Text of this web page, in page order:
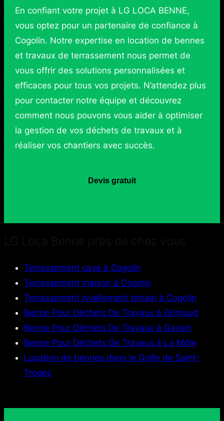
En confiant votre projet à LG LOCA BENNE,
vous optez pour un partenaire de confiance à
Cogolin. Notre expertise en location de bennes
et travaux de terrassement nous permet de
vous offrir des solutions personnalisées et
efficaces pour tous vos projets. N’attendez plus
pour contacter notre équipe et découvrez
comment nous pouvons vous aider à optimiser
la gestion de vos déchets de travaux et à
réaliser vos chantiers avec succès.
Devis gratuit
Terrassement cave à Cogolin
Terrassement maison à Cogolin
Terrassement nivellement terrain à Cogolin
Benne Pour Déchets De Travaux à Grimaud
Benne Pour Déchets De Travaux à Gassin
Benne Pour Déchets De Travaux à La Môle
Location de bennes dans le Golfe de Saint-
Tropez